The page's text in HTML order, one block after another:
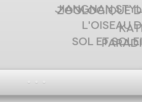
ZOOLOGIQUE
JIANGNAN
L'OISEAU
SOL ET
for something that isn't here.